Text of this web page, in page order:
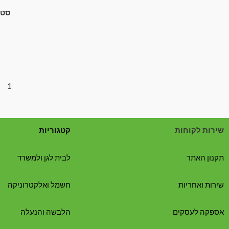
סט
1
שירות לקוחות
תקנון האתר
שירות ואחריות
אספקה לעסקים
קטגוריות
לבית לגן ולמשרד
חשמל ואלקטרוניקה
הלבשה והנעלה